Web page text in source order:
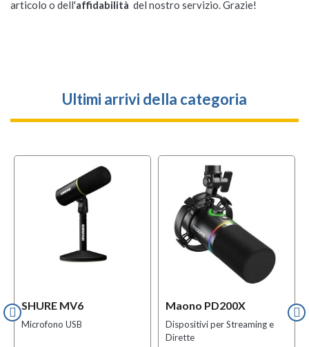
articolo o dell'affidabilità del nostro servizio. Grazie!
Ultimi arrivi della categoria
SHURE MV6
Microfono USB
Maono PD200X
Dispositivi per Streaming e
Dirette